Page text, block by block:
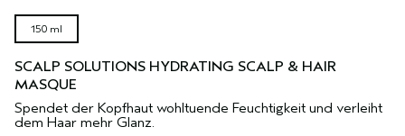
150 ml
SCALP SOLUTIONS HYDRATING SCALP & HAIR
MASQUE
Spendet der Kopfhaut wohltuende Feuchtigkeit und verleiht
dem Haar mehr Glanz.